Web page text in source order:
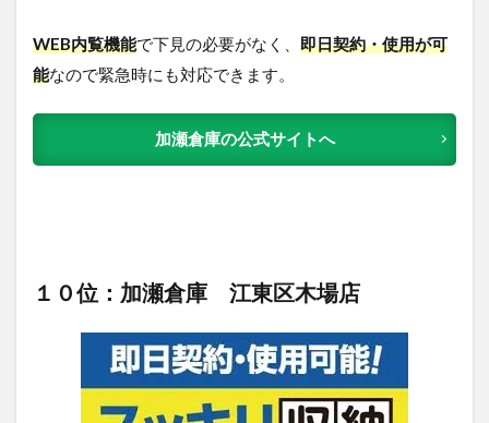
WEB内覧機能で下見の必要がなく、 即日契約・使用が可
能なので緊急時にも対応できます。
加瀬倉庫の公式サイトへ
１０位：加瀬倉庫 江東区木場店